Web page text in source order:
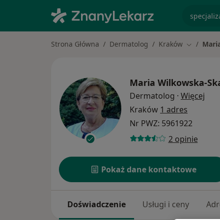
Strona Główna Dermatolog Kraków Zmień
Maria Wilkowska-
Dermatolog · Więcej
Kraków 1 adres
Nr PWZ: 5961922
2 opinie
Pokaż dane kontaktowe
Doświadczenie Usługi i ceny